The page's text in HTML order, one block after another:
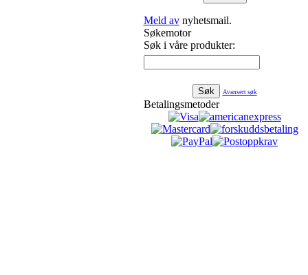
Meld avnyhetsmail.
Søkemotor
Søk i våre produkter:
Avansert søk
Betalingsmetoder